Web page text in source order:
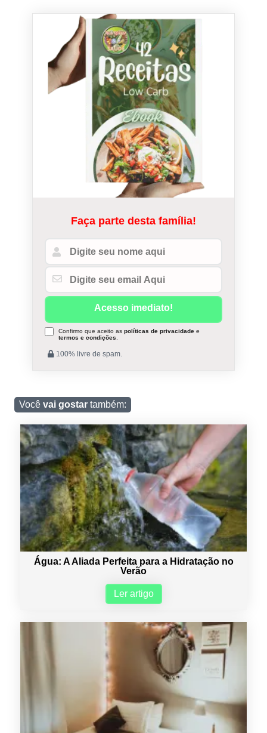
Faça parte desta família!
Confirmo que aceito as políticas de privacidadee
termos e condições
100% livre de spam.
Você vai gostartambém:
Água: A Aliada Perfeita para a Hidratação no
Verão
Ler artigo